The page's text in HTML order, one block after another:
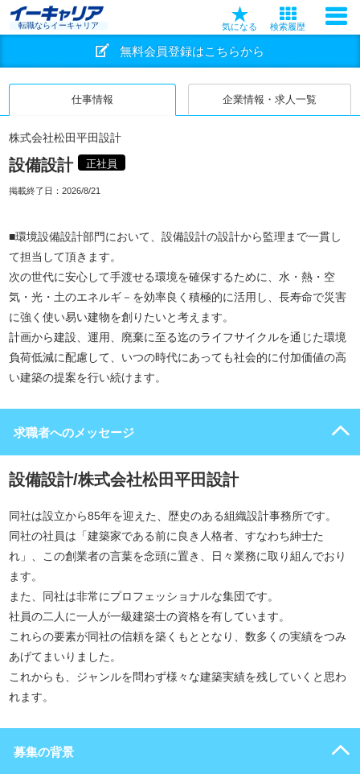
転職ならイーキャリア 気になる 検索履歴
無料会員登録はこちらから
仕事情報 企業情報・求人一覧
株式会社松田平田設計
設備設計 正社員
掲載終了日： 2026/8/21
■環境設備設計部門において、設備設計の設計から監理まで一貫し
て担当して頂きます。
次の世代に安心して手渡せる環境を確保するために、水・熱・空
気・光・土のエネルギ－を効率良く積極的に活用し、長寿命で災害
に強く使い易い建物を創りたいと考えます。
計画から建設、運用、廃棄に至る迄のライフサイクルを通じた環境
負荷低減に配慮して、いつの時代にあっても社会的に付加価値の高
い建築の提案を行い続けます。
求職者へのメッセージ
設備設計/株式会社松田平田設計
同社は設立から85年を迎えた、歴史のある組織設計事務所です。
同社の社員は「建築家である前に良き人格者、すなわち紳士た
れ」、この創業者の言葉を念頭に置き、日々業務に取り組んでおり
ます。
また、同社は非常にプロフェッショナルな集団です。
社員の二人に一人が一級建築士の資格を有しています。
これらの要素が同社の信頼を築くもととなり、数多くの実績をつみ
あげてまいりました。
これからも、ジャンルを問わず様々な建築実績を残していくと思わ
れます。
募集の背景